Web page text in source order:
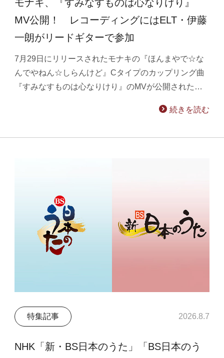
モナキ、『すみなすものは心なりけり』
MV公開！ レコーディングにはELT・伊藤
一朗がリードギターで参加
7月29日にリリースされたモナキの『ほんまやで☆な
んでやねん☆しらんけど』Cタイプのカップリング曲
『すみなすものは心なりけり』のMVが公開された…
続きを読む
特集記事 2026.8.7
NHK「新・BS日本のうた」「BS日本のう